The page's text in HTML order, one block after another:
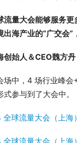
流量大会能够服务
海产业的“广交会”
始人＆CEO魏方丹
场中，4 场行业峰
参与到了大会中。